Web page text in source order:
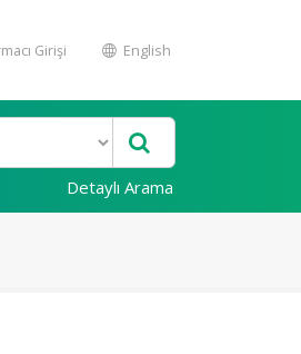
Girişi English
Detaylı Arama